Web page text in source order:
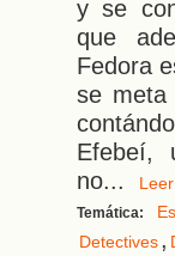
y se
que
Fedora
se meta
Efebeí,
no...
Temática:
Detectives,